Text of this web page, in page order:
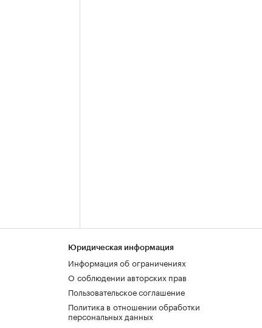
Юридическая информация
Информация об ограничениях
О соблюдении авторских прав
Пользовательское соглашение
Политика в отношении обработки
персональных данных